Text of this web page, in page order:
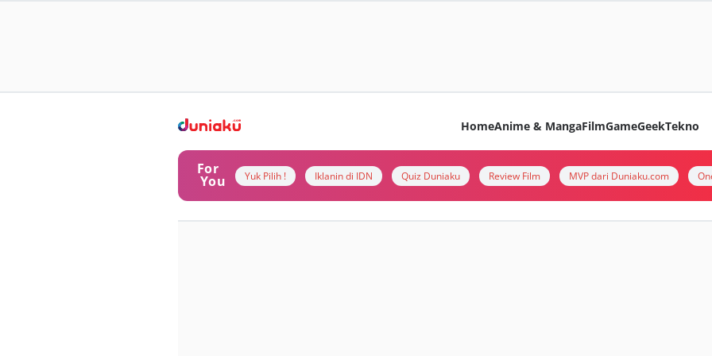
HomeAnime & MangaFilmGameGeekTekno
For
You Yuk Pilih ! Iklanin di IDN Quiz Duniaku Review Film MVP dari Duniaku.com